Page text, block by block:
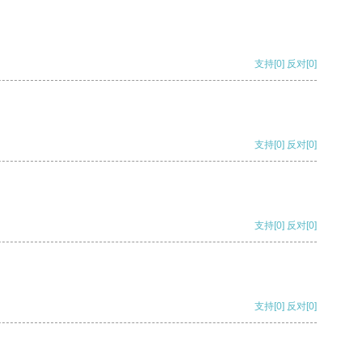
支持[0] 反对[0]
支持[0] 反对[0]
支持[0] 反对[0]
支持[0] 反对[0]